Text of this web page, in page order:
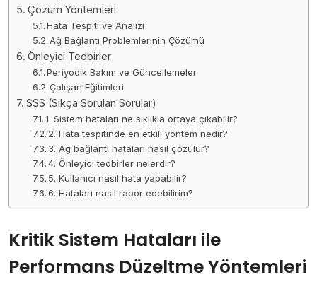
Çözüm Yöntemleri
Hata Tespiti ve Analizi
Ağ Bağlantı Problemlerinin Çözümü
Önleyici Tedbirler
Periyodik Bakım ve Güncellemeler
Çalışan Eğitimleri
SSS (Sıkça Sorulan Sorular)
1. Sistem hataları ne sıklıkla ortaya çıkabilir?
2. Hata tespitinde en etkili yöntem nedir?
3. Ağ bağlantı hataları nasıl çözülür?
4. Önleyici tedbirler nelerdir?
5. Kullanıcı nasıl hata yapabilir?
6. Hataları nasıl rapor edebilirim?
Kritik Sistem Hataları ile
Performans Düzeltme Yöntemleri